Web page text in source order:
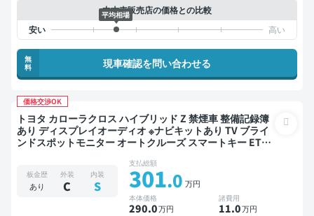
中古車販売店の価格との比較
平均相場
無
料
現車確認を問い合わせる
価格交渉OK
トヨタ カローラクロス ハイブリッド Z 禁煙車 整備記録簿
あり ディスプレイオーディオ ※ナビキットあり TV ブライ
ンドスポットモニター オートクルーズ スマートキー ETC
板金歴
あり
外装
C
内装
S
支払総額
301.0 万円
本体価格
290.0万円
諸費用
11.0万円